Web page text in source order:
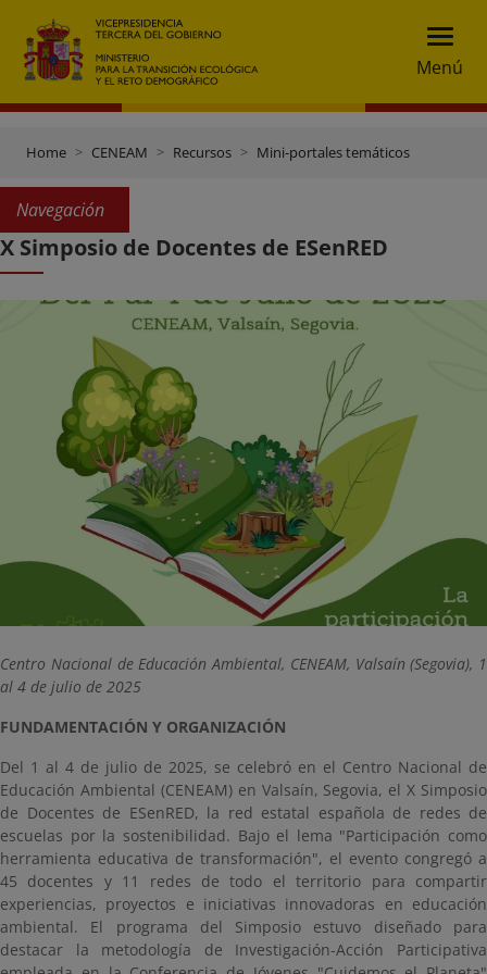
Menú
Home CENEAM Recursos Mini-portales temáticos
Navegación
X Simposio de Docentes de ESenRED
Centro Nacional de Educación Ambiental, CENEAM, Valsaín (Segovia), 1
al 4 de julio de 2025
FUNDAMENTACIÓN Y ORGANIZACIÓN
Del 1 al 4 de julio de 2025, se celebró en el Centro Nacional de
Educación Ambiental (CENEAM) en Valsaín, Segovia, el X Simposio
de Docentes de ESenRED, la red estatal española de redes de
escuelas por la sostenibilidad. Bajo el lema "Participación como
herramienta educativa de transformación", el evento congregó a
45 docentes y 11 redes de todo el territorio para compartir
experiencias, proyectos e iniciativas innovadoras en educación
ambiental. El programa del Simposio estuvo diseñado para
destacar la metodología de Investigación-Acción Participativa